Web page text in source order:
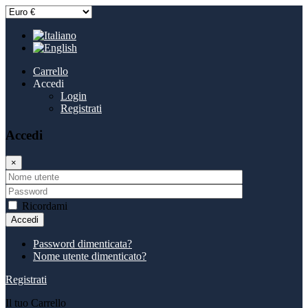
Carrello
Accedi
Login
Registrati
Accedi
×
Ricordami
Accedi
Password dimenticata?
Nome utente dimenticato?
Registrati
Il tuo Carrello